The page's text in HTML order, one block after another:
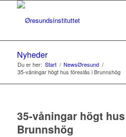
Nyheder
Du er her: Start / NewsØresund /
35-våningar högt hus föreslås i Brunnshög
35-våningar högt
Brunnshög